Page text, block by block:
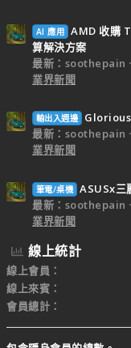
AI 應用 AMD 收購
算解決方案
最新：soothepain
業界新聞
輸出入週邊
Glorious
最新：soothepain
業界新聞
筆電/桌機 ASUSx三
最新：soothepain
業界新聞
線上統計
線上會員
線上來賓
會員總計